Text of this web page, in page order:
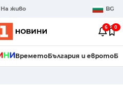
На живо BG
6 0
ВреметоБългария и еврото